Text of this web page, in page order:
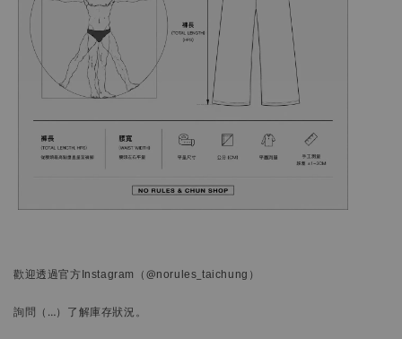
歡迎透過官方Instagram （@norules_taichung）
詢問 （…） 了解庫存狀況。